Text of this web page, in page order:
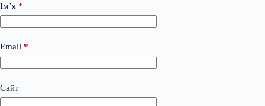
Ім’я *
Email *
Сайт